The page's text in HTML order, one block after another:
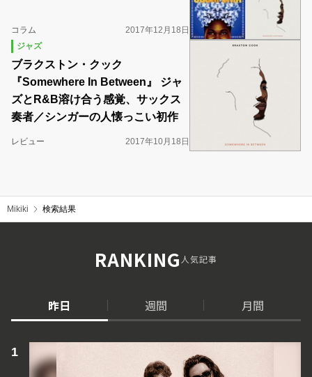
コラム
2017年12月18日
ジャズ
ブラクストン・クック
『Somewhere In Between』 ジャ
ズとR&B溶け合う感覚、サックス
奏者／シンガーの人懐っこい初作
レビュー 2017年10月18日
Mikiki 検索結果
RANKING人気記事
昨日 週間 月間